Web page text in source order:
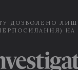
ДОЗВОЛЕНО
НА